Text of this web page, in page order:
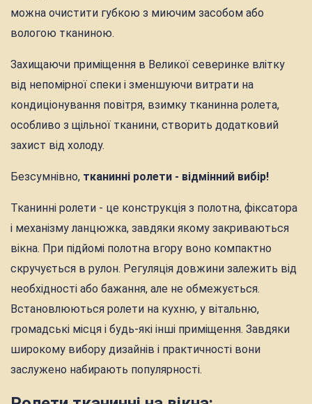
можна очистити губкою з миючим засобом або
вологою тканиною.
Захищаючи приміщення в Великої северинке влітку
від непомірної спеки і зменшуючи витрати на
кондиціонування повітря, взимку тканинна ролета,
особливо з щільної тканини, створить додатковий
захист від холоду.
Безсумнівно, тканинні ролети - відмінний вибір!
Тканинні ролети - це конструкція з полотна, фіксатора
і механізму ланцюжка, завдяки якому закриваються
вікна. При підйомі полотна вгору воно компактно
скручується в рулон. Регуляція довжини залежить від
необхідності або бажання, але не обмежується.
Встановлюються ролети на кухню, у вітальню,
громадські місця і будь-які інші приміщення. Завдяки
широкому вибору дизайнів і практичності вони
заслужено набирають популярності.